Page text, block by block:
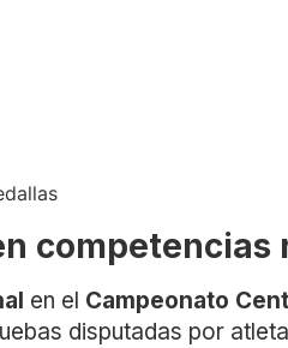
competencias
en el Campeonato
disputadas por